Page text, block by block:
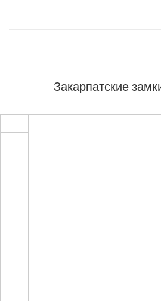
Закарпатские